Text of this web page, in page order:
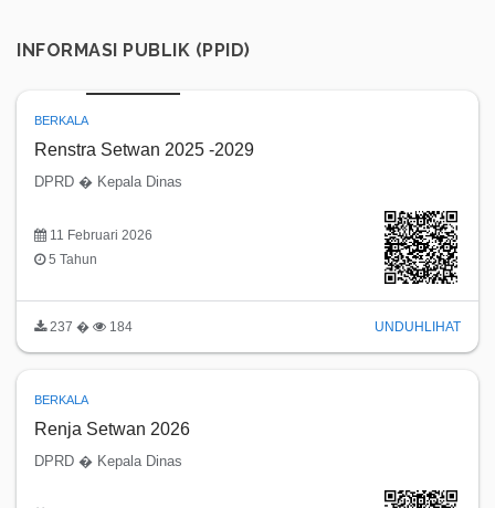
INFORMASI PUBLIK (PPID)
BERKALA
Renstra Setwan 2025 -2029
DPRD � Kepala Dinas
11 Februari 2026
5 Tahun
237 � 184 UNDUH LIHAT
BERKALA
Renja Setwan 2026
DPRD � Kepala Dinas